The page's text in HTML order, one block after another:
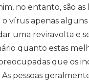
no entanto, são as
vírus apenas alguns
uma reviravolta e
quanto estas
que os
pessoas